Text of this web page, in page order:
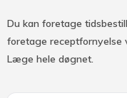
Du kan foretage
foretage receptfornyelse
Læge hele døgnet.